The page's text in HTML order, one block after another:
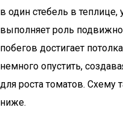
в один стебель в
выполняет роль
побегов достигает
немного опустить,
для роста томатов. Схему
ниже.